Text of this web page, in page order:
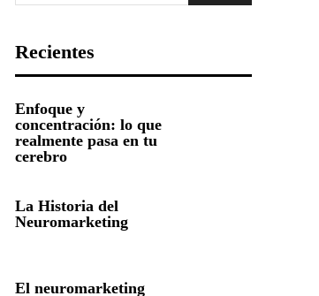
Recientes
Enfoque y
concentración: lo que
realmente pasa en tu
cerebro
La Historia del
Neuromarketing
El neuromarketing